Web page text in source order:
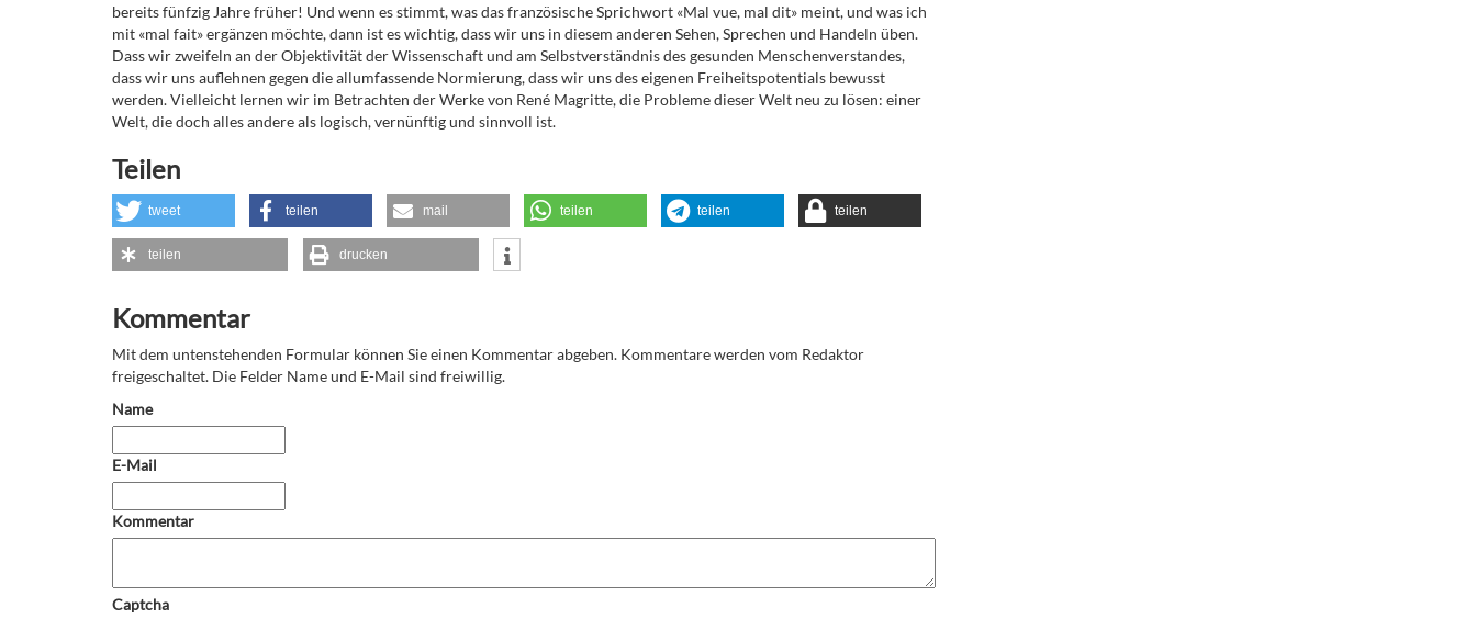
bereits fünfzig Jahre früher! Und wenn es stimmt, was das französische Sprichwort «Mal vue, mal dit» meint, und was ich
mit «mal fait» ergänzen möchte, dann ist es wichtig, dass wir uns in diesem anderen Sehen, Sprechen und Handeln üben.
Dass wir zweifeln an der Objektivität der Wissenschaft und am Selbstverständnis des gesunden Menschenverstandes,
dass wir uns auflehnen gegen die allumfassende Normierung, dass wir uns des eigenen Freiheitspotentials bewusst
werden. Vielleicht lernen wir im Betrachten der Werke von René Magritte, die Probleme dieser Welt neu zu lösen: einer
Welt, die doch alles andere als logisch, vernünftig und sinnvoll ist.
Teilen
tweet teilen mail teilen teilen teilen
teilen drucken
Kommentar
Mit dem untenstehenden Formular können Sie einen Kommentar abgeben. Kommentare werden vom Redaktor
freigeschaltet. Die Felder Name und E-Mail sind freiwillig.
Name
E-Mail
Kommentar
Captcha